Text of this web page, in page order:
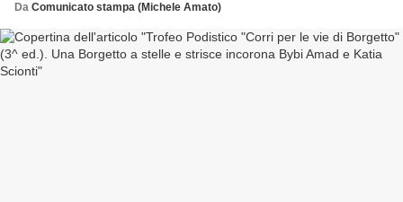
Da Comunicato stampa (Michele Amato)